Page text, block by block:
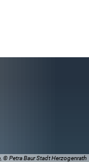
© Petra Baur Stadt Herzogenrath